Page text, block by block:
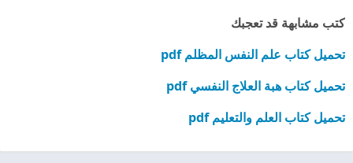
كتب مشابهة قد تعجبك
تحميل كتاب علم النفس المظلم pdf
تحميل كتاب هبة العلاج النفسي pdf
تحميل كتاب العلم والتعليم pdf